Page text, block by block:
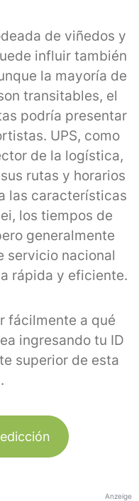
de viñedos y
influir también
la mayoría de
transitables, el
podría presentar
UPS, como
de la logística,
rutas y horarios
las características
los tiempos de
generalmente
servicio nacional
rápida y eficiente.
fácilmente a qué
ingresando tu ID
superior de esta
Anzeige